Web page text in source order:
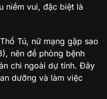
niềm vui, đặc biệt là
Tú, nữ mạng gặp sao
nên đề phòng bệnh
chi ngoài dự tính. Đây
dưỡng và làm việc